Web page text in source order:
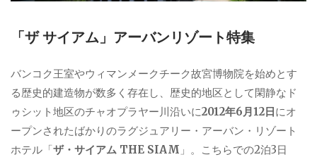
「ザ サイアム」アーバンリゾート特集
バンコク王室やウィマンメークチーク故宮博物院を始めとす
る歴史的建造物が数多く存在し、歴史的地区として閑静なド
ゥシット地区のチャオプラヤー川沿いに2012年6月12日にオ
ープンされたばかりのラグジュアリー・アーバン・リゾート
ホテル「ザ・サイアム THE SIAM 」。こちらでの2泊3日